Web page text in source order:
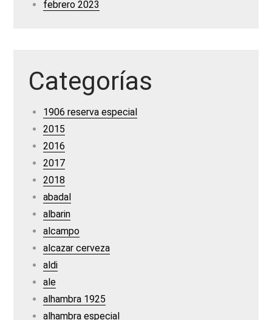
febrero 2023
Categorías
1906 reserva especial
2015
2016
2017
2018
abadal
albarin
alcampo
alcazar cerveza
aldi
ale
alhambra 1925
alhambra especial